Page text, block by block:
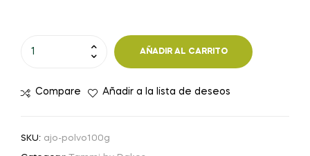
-
AÑADIR AL CARRITO
Compare Añadir a la lista de deseos
SKU: ajo-polvo100g